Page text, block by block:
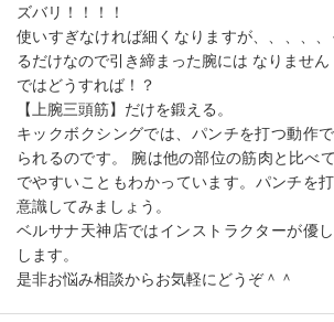
ズバリ！！！！
使いすぎなければ細くなりますが、、、、
るだけなので引き締まった腕には なりません
ではどうすれば！？
【上腕三頭筋】だけを鍛える。
キックボクシングでは、パンチを打つ動作
られる のです。 腕は他の部位の筋肉と比べ
でやすい こともわかっています。パンチを
意識してみましょう。
ベルサナ天神店ではインストラクターが優
します。
是非お悩み相談からお気軽にどうぞ＾＾